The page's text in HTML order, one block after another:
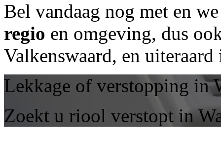
Bel vandaag nog met en
regio en omgeving, dus
Valkenswaard, en
Lekkage of verstopping in
Zoekt u riool verstopt in